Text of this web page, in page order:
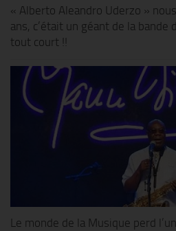
« Alberto Aleandro Uderzo »
ans, c’était un géant de la bande
tout court !!
Le monde de la Musique perd